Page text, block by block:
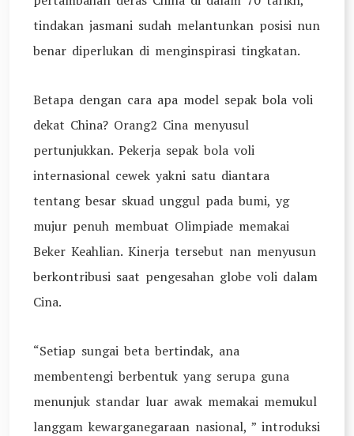
tindakan jasmani sudah melantunkan posisi nun
benar diperlukan di menginspirasi tingkatan.
Betapa dengan cara apa model sepak bola voli
dekat China? Orang2 Cina menyusul
pertunjukkan. Pekerja sepak bola voli
internasional cewek yakni satu diantara
tentang besar skuad unggul pada bumi, yg
mujur penuh membuat Olimpiade memakai
Beker Keahlian. Kinerja tersebut nan menyusun
berkontribusi saat pengesahan globe voli dalam
Cina.
“Setiap sungai beta bertindak, ana
membentengi berbentuk yang serupa guna
menunjuk standar luar awak memakai memukul
langgam kewarganegaraan nasional, ” introduksi